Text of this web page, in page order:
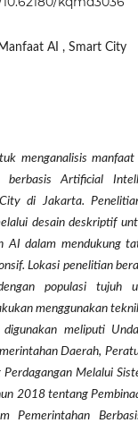
AI , Smart City
menganalisis manfaat
berbasis Artificial
di Jakarta.
desain deskriptif
AI dalam mendukung
Lokasi penelitian
populasi tujuh
menggunakan
digunakan meliputi
Daerah,
Melalui
2018 tentang
Pemerintahan